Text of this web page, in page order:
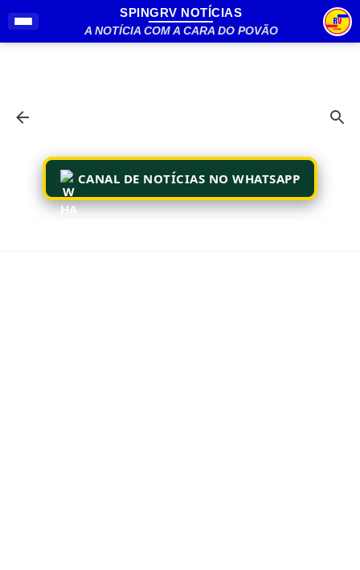
Pular para o conteúdo principal
SPINGRV NOTÍCIAS
A NOTÍCIA COM A CARA DO POVÃO
CANAL DE NOTÍCIAS NO WHATSAPP